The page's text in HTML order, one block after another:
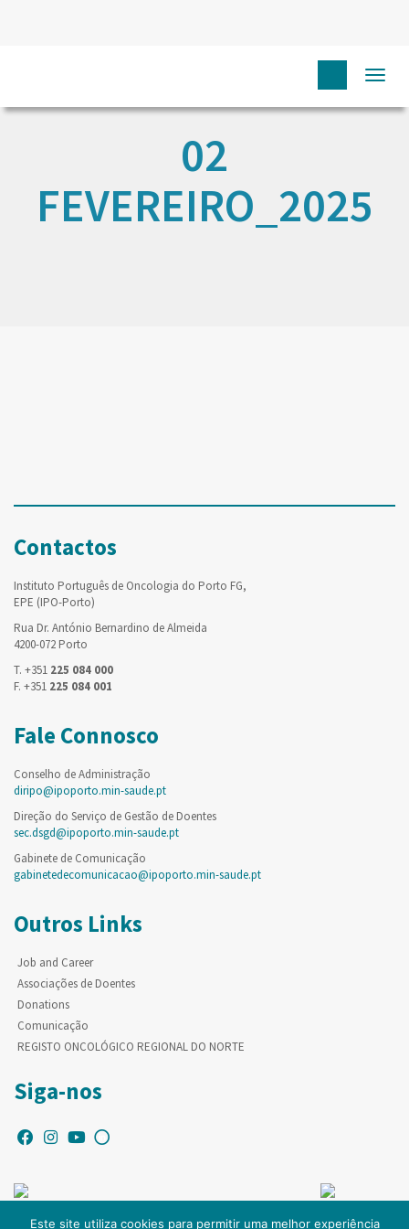
02
FEVEREIRO_2025
Contactos
Instituto Português de Oncologia do Porto FG,
EPE (IPO-Porto)
Rua Dr. António Bernardino de Almeida
4200-072 Porto
T. +351 225 084 000
F. +351 225 084 001
Fale Connosco
Conselho de Administração
diripo@ipoporto.min-saude.pt
Direção do Serviço de Gestão de Doentes
sec.dsgd@ipoporto.min-saude.pt
Gabinete de Comunicação
gabinetedecomunicacao@ipoporto.min-saude.pt
Outros Links
Job and Career
Associações de Doentes
Donations
Comunicação
REGISTO ONCOLÓGICO REGIONAL DO NORTE
Siga-nos
Este site utiliza cookies para permitir uma melhor experiência